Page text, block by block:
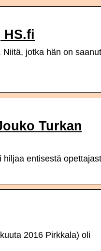
jotka hän on
Turkan
entisestä
2016 Pirkkala) oli